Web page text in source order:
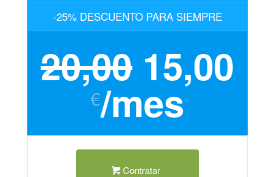
-25% DESCUENTO PARA SIEMPRE
20,0015,00
€/mes
Contratar